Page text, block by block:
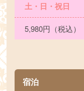
土・日・祝日
5,980円（税込）
宿泊